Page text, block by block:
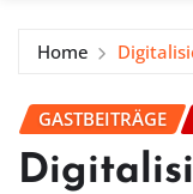
Home
GASTBEITRÄGE